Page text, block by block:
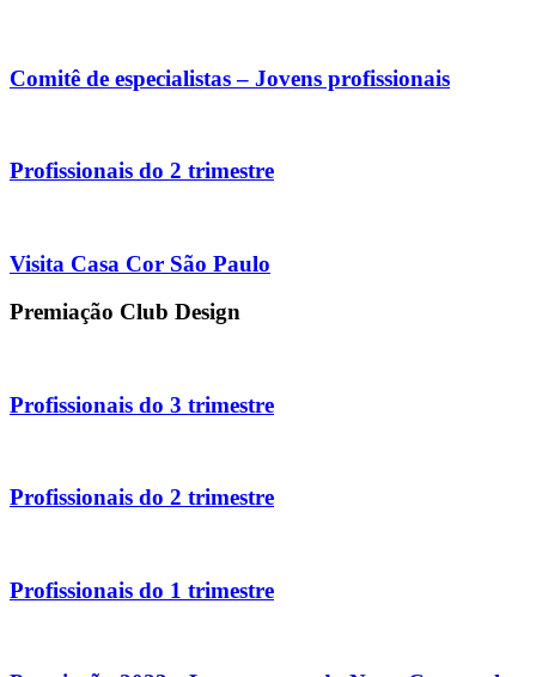
Comitê de especialistas – Jovens profissionais
Profissionais do 2 trimestre
Visita Casa Cor São Paulo
Premiação Club Design
Profissionais do 3 trimestre
Profissionais do 2 trimestre
Profissionais do 1 trimestre